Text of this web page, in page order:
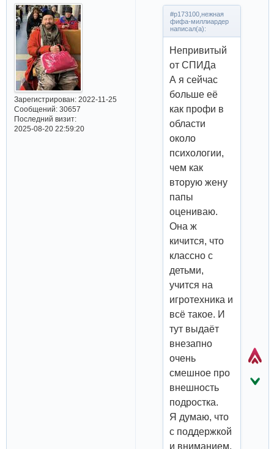
Зарегистрирован: 2022-11-25
Сообщений:30657
Последний визит:
2025-08-20 22:59:20
#p173100,нежная
фифа-миллиардер
написал(а):
Непривитый
от СПИДа
А я сейчас
больше её
как профи в
области
около
психологии,
чем как
вторую жену
папы
оцениваю.
Она ж
кичится, что
классно с
детьми,
учится на
игротехника и
всё такое. И
тут выдаёт
внезапно
очень
смешное про
внешность
подростка.
Я думаю, что
с поддержкой
и вниманием,